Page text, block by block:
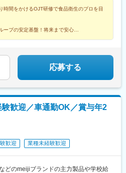
時間をかけるOJT研修で食品衛生のプロを目
ープの安定基盤！将来まで安心
働ける環境で、食品衛生という一生モノの技
けませんか？
応募する
歓迎／車通勤OK／賞与年2
歓迎 業種未経験歓迎
どのmeijiブランドの主力製品や学校給